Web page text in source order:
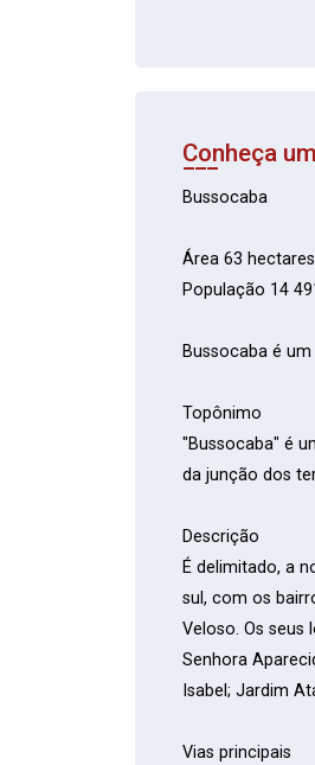
Conheça
Bussocaba
Área 63
População 14
Bussocaba é
Topônimo
"Bussocaba" é
da junção dos
Descrição
É delimitado, a
sul, com os
Veloso. Os seus
Senhora
Isabel; Jardim
Vias principais